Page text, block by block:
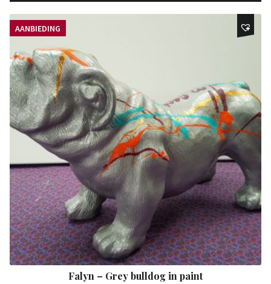
AANBIEDING
Falyn – Grey bulldog in paint